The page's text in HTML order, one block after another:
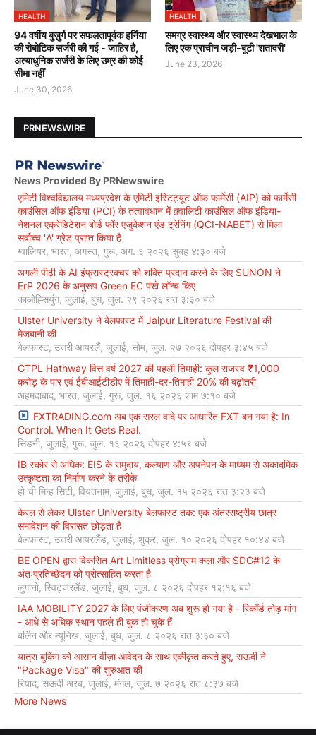
HEALTH
94 वर्षीय बुज़ुर्ग पर सफलतापूर्वक हर्निया
की रोबोटिक सर्जरी की गई - जाहिर है,
अत्याधुनिक सर्जरी के लिए उम्र की कोई
सीमा नहीं
June 30, 2026
HEALTH
समग्र स्वास्थ्य और स्वास्थ्य देखभाल के
लिए एक प्राचीन जड़ी-बूटी 'शतावरी'
June 23, 2026
PRNEWSWIRE
News Provided By PRNewswire
एमिटी विश्वविद्यालय मध्यप्रदेश के एमिटी इंस्टिट्यूट ऑफ़ फार्मेसी (AIP) को फार्मेसी
काउंसिल ऑफ इंडिया (PCI) के तत्वावधान में क़्वालिटी काउंसिल ऑफ इंडिया-
नेशनल एक्रेडिटेशन बोर्ड फॉर एजुकेशन एंड ट्रेनिंग (QCI-NABET) से मिला
सर्वोच्च 'A' ग्रेड प्राप्त किया है
ग्वालियर, भारत, अगस्त, गुरू, अग. ६ २०२६ सुबह ४:३० बजे
अगली पीढ़ी के AI इंफ्रास्ट्रक्चर को शक्ति प्रदान करने के लिए SUNON ने
ErP 2026 के अनुरूप Green EC पंखे लॉन्च किए
काओह्सियुंग, जुलाई, बुध, जुल. २९ २०२६ रात ३:३० बजे
Ulster University ने बेलफास्ट में Jaipur Literature Festival की
मेजबानी की
बेलफास्ट, उत्तरी आयरलैं, जुलाई, सोम, जुल. २७ २०२६ दोपहर ३:४५ बजे
GTPL Hathway वित्त वर्ष 2027 की पहली तिमाही: कुल राजस्व ₹1,000
करोड़ के पार एवं ईबीआईटीडीए में तिमाही-दर-तिमाही 20% की बढ़ोतरी
अहमदाबाद, भारत, जुलाई, गुरू, जुल. १६ २०२६ शाम ७:१० बजे
FXTRADING.com अब एक सरल वादे पर आधारित FXT बन गया है: In
Control. When It Gets Real.
सिडनी, जुलाई, गुरू, जुल. १६ २०२६ दोपहर ४:५९ बजे
IB स्कोर से अधिक: EIS के समुदाय, कल्याण और अपनेपन के माध्यम से अकादमिक
उत्कृष्टता का निर्माण करने के तरीके
हो ची मिन्ह सिटी, वियतनाम, जुलाई, बुध, जुल. १५ २०२६ रात ३:२३ बजे
केरल से लेकर Ulster University बेलफास्ट तक: एक अंतरराष्ट्रीय छात्र
समावेशन की विरासत छोड़ता है
बेलफास्ट, उत्तरी आयरलैंड, जुलाई, शुक्र, जुल. १० २०२६ दोपहर १०:४४ बजे
BE OPEN द्वारा विकसित Art Limitless प्रोग्राम कला और SDG#12 के
अंतःप्रतिच्छेदन को प्रोत्साहित करता है
लुगानो, स्विट्जरलैंड, जुलाई, बुध, जुल. ८ २०२६ दोपहर १२:१६ बजे
IAA MOBILITY 2027 के लिए पंजीकरण अब शुरू हो गया है - रिकॉर्ड तोड़ मांग
- आधे से अधिक स्थान पहले ही बुक हो चुके हैं
बर्लिन और म्यूनिख, जुलाई, बुध, जुल. ८ २०२६ रात ३:३० बजे
यात्रा बुकिंग को आसान वीज़ा आवेदन के साथ एकीकृत करते हुए, सऊदी ने
"Package Visa" की शुरुआत की
रियाद, सऊदी अरब, जुलाई, मंगल, जुल. ७ २०२६ रात ८:३७ बजे
More News